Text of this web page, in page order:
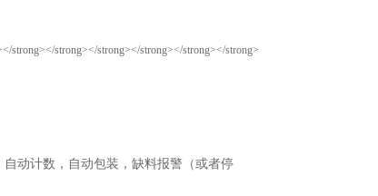
动计数，自动包装，缺料报警（或者停